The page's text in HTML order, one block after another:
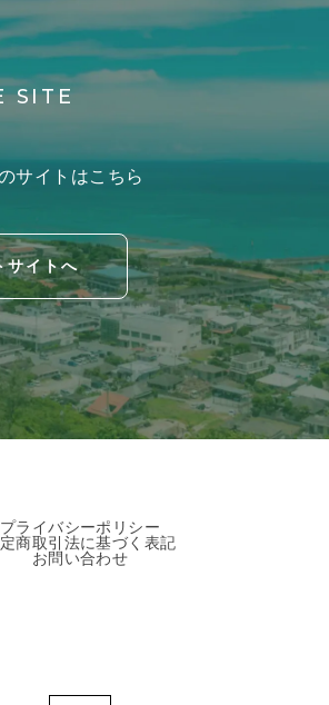
SITE
サイトはこちら
サイトへ
プライバシーポリシー
商取引法に基づく表記
お問い合わせ